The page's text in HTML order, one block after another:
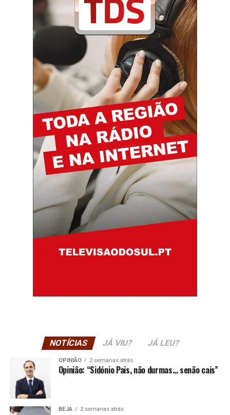
NOTÍCIAS JÁ VIU? JÁ LEU?
OPINIÃO 2 semanas atrás
Opinião: “Sidónio Pais, não durmas… senão cais”
BEJA 2 semanas atrás